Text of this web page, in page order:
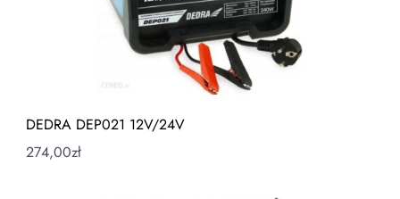
DEDRA DEP021 12V/24V
274,00zł